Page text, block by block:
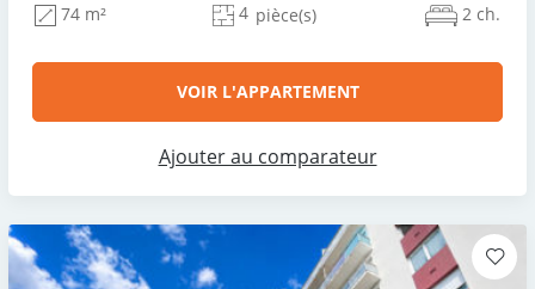
74 m² 4 pièce(s) 2 ch.
VOIR L'APPARTEMENT
Ajouter au comparateur